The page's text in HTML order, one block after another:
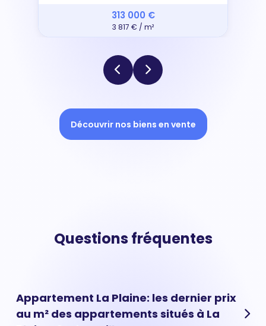
313 000 €
3 817 € / m²
Découvrir nos biens en vente
Questions fréquentes
Appartement La Plaine: les dernier prix
au m² des appartements situés à La